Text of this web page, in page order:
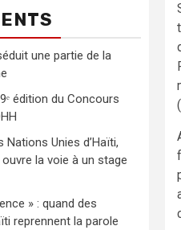
une partie de la
édition du Concours
Nations Unies d’Haïti,
la voie à un stage
» : quand des
reprennent la parole